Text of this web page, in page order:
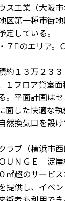
工業（大阪
区第一種市街
している。
のエリア。
１３万２３
フロア貸室面
平面計画はセ
した快適な執
然換気口を設
ブ（横浜市
ＯＵＮＧＥ 淀
㎡超のサービ
提供し、イベ